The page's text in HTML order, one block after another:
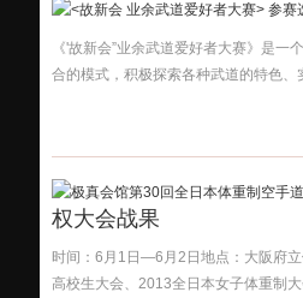
《'故新会”业余武道爱好者大赛》是
合的模式，积极探索各种武道的特色、
权大会战果
时间：6月1日—6月2日地点：大阪府
高校生大会、2013全日本女子体重制